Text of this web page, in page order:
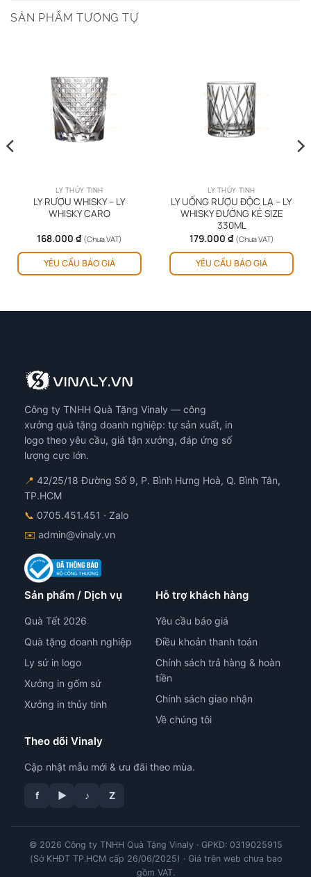
SẢN PHẨM TƯƠNG TỰ
LY THỦY TINH
LY RƯỢU WHISKY – LY
WHISKY CARO
168.000 ₫ (Chưa VAT)
YÊU CẦU BÁO GIÁ
LY THỦY TINH
LY UỐNG RƯỢU ĐỘC LẠ – LY
WHISKY ĐƯỜNG KẺ SIZE
330ML
179.000 ₫ (Chưa VAT)
YÊU CẦU BÁO GIÁ
Công ty TNHH Quà Tặng Vinaly — công
xưởng quà tặng doanh nghiệp: tự sản xuất, in
logo theo yêu cầu, giá tận xưởng, đáp ứng số
lượng cực lớn.
📍 42/25/18 Đường Số 9, P. Bình Hưng Hoà, Q. Bình Tân,
TP.HCM
📞 0705.451.451 · Zalo
✉️ admin@vinaly.vn
Sản phẩm / Dịch vụ
Quà Tết 2026
Quà tặng doanh nghiệp
Ly sứ in logo
Xưởng in gốm sứ
Xưởng in thủy tinh
Hỗ trợ khách hàng
Yêu cầu báo giá
Điều khoản thanh toán
Chính sách trả hàng & hoàn
tiền
Chính sách giao nhận
Về chúng tôi
Theo dõi Vinaly
Cập nhật mẫu mới & ưu đãi theo mùa.
f ▶ ♪ Z
© 2026 Công ty TNHH Quà Tặng Vinaly · GPKD: 0319025915
(Sở KHĐT TP.HCM cấp 26/06/2025) · Giá trên web chưa bao
gồm VAT.